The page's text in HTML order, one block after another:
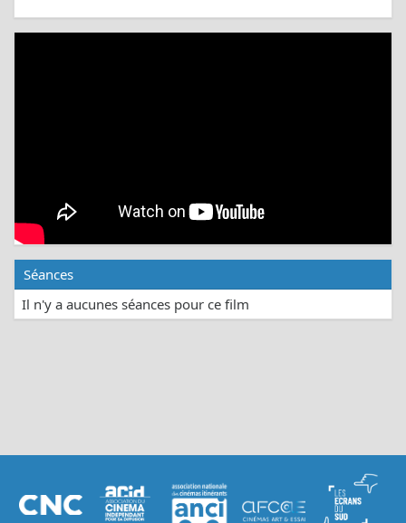
Séances
Il n'y a aucunes séances pour ce film